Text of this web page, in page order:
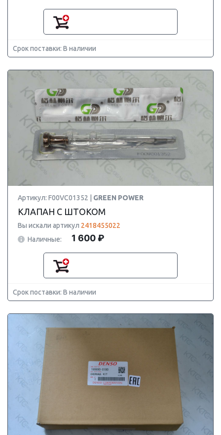
Срок поставки: В наличии
Артикул: F00VC01352 | GREEN POWER
КЛАПАН С ШТОКОМ
Вы искали артикул 2418455022
Наличные:
1 600 ₽
Срок поставки: В наличии